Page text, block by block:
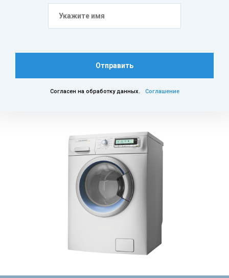
Отправить
Согласен на обработку данных. Соглашение